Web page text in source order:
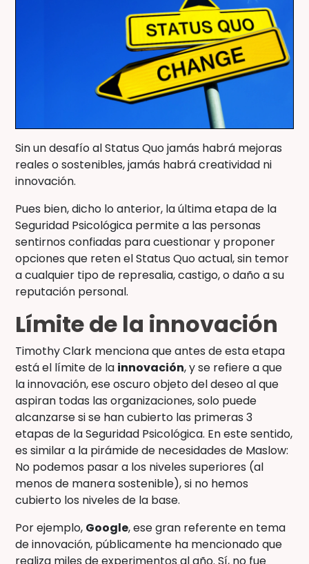
Sin un desafío al Status Quo jamás habrá mejoras
reales o sostenibles, jamás habrá creatividad ni
innovación.
Pues bien, dicho lo anterior, la última etapa de la
Seguridad Psicológica permite a las personas
sentirnos confiadas para cuestionar y proponer
opciones que reten el Status Quo actual, sin temor
a cualquier tipo de represalia, castigo, o daño a su
reputación personal.
Límite de la innovación
Timothy Clark menciona que antes de esta etapa
está el límite de la innovación, y se refiere a que
la innovación, ese oscuro objeto del deseo al que
aspiran todas las organizaciones, solo puede
alcanzarse si se han cubierto las primeras 3
etapas de la Seguridad Psicológica. En este sentido,
es similar a la pirámide de necesidades de Maslow:
No podemos pasar a los niveles superiores (al
menos de manera sostenible), si no hemos
cubierto los niveles de la base.
Por ejemplo, Google, ese gran referente en tema
de innovación, públicamente ha mencionado que
realiza miles de experimentos al año. Sí, no fue